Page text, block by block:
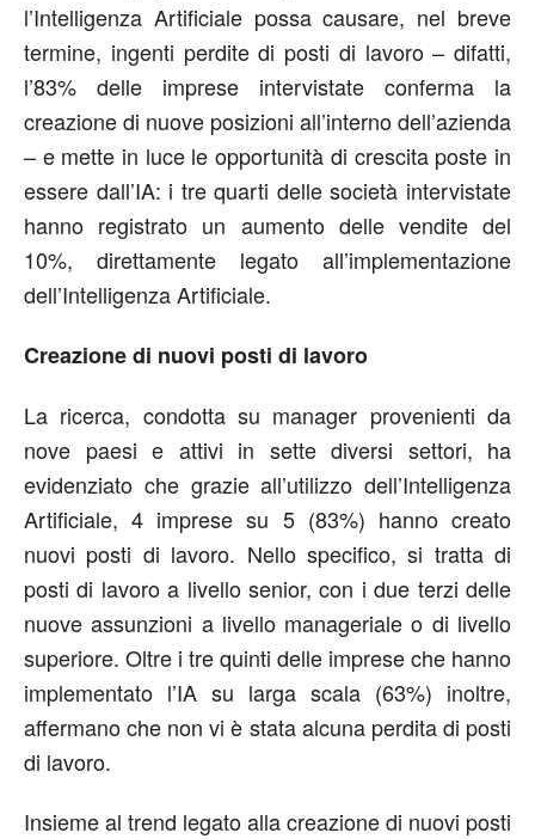
l’Intelligenza Artificiale possa causare, nel breve
termine, ingenti perdite di posti di lavoro – difatti,
l’83% delle imprese intervistate conferma la
creazione di nuove posizioni all’interno dell’azienda
– e mette in luce le opportunità di crescita poste in
essere dall’IA: i tre quarti delle società intervistate
hanno registrato un aumento delle vendite del
10%, direttamente legato all’implementazione
dell’Intelligenza Artificiale.
Creazione di nuovi posti di lavoro
La ricerca, condotta su manager provenienti da
nove paesi e attivi in sette diversi settori, ha
evidenziato che grazie all’utilizzo dell’Intelligenza
Artificiale, 4 imprese su 5 (83%) hanno creato
nuovi posti di lavoro. Nello specifico, si tratta di
posti di lavoro a livello senior, con i due terzi delle
nuove assunzioni a livello manageriale o di livello
superiore. Oltre i tre quinti delle imprese che hanno
implementato l’IA su larga scala (63%) inoltre,
affermano che non vi è stata alcuna perdita di posti
di lavoro.
Insieme al trend legato alla creazione di nuovi posti